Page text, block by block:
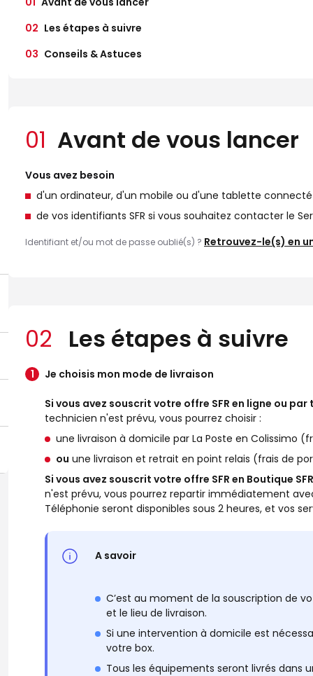
02 Les étapes à suivre
03 Conseils & Astuces
01 Avant de vous lancer
Vous avez besoin
d'un ordinateur, d'un mobile ou d'une tablette
de vos identifiants SFR si vous souhaitez contacter le
Identifiant et/ou mot de passe oublié(s) ? Retrouvez-le(s) en
02 Les étapes à suivre
Je choisis mon mode de livraison
Si vous avez souscrit votre offre SFR en ligne ou
technicien n'est prévu, vous pourrez choisir :
une livraison à domicile par La Poste en Colissimo
ou une livraison et retrait en point relais (frais de
Si vous avez souscrit votre offre SFR en Boutique SFR
n'est prévu, vous pourrez repartir immédiatement
Téléphonie seront disponibles sous 2 heures, et vos
A savoir
C’est au moment de la souscription de
et le lieu de livraison.
Si une intervention à domicile est
votre box.
Tous les équipements seront livrés dans